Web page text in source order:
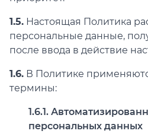
1.5. Настоящая Политика
персональные данные,
после ввода в действие
1.6. В Политике
термины:
1.6.1.
персональных данных